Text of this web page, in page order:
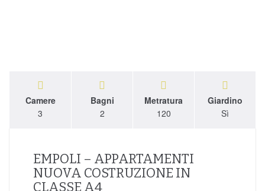
Camere
3
Bagni
2
Metratura
120
Giardino
Sì
EMPOLI – APPARTAMENTI
NUOVA COSTRUZIONE IN
CLASSE A4